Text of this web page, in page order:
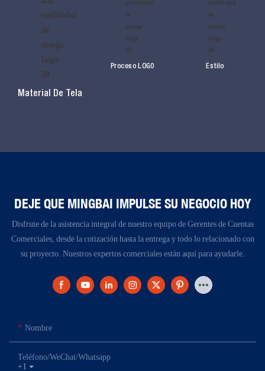
Material De Tela
Proceso LOG0 Estilo
DEJE QUE MINGBAI IMPULSE SU NEGOCIO HOY
Disfrute de la asistencia integral de nuestro equipo de Gerentes de Cuentas
Comerciales, desde la cotización hasta la entrega y todo lo relacionado con
su proyecto. Nuestros expertos comerciales están aquí para ayudarle.
Nombre
+1
Teléfono/WeChat/Whatsapp